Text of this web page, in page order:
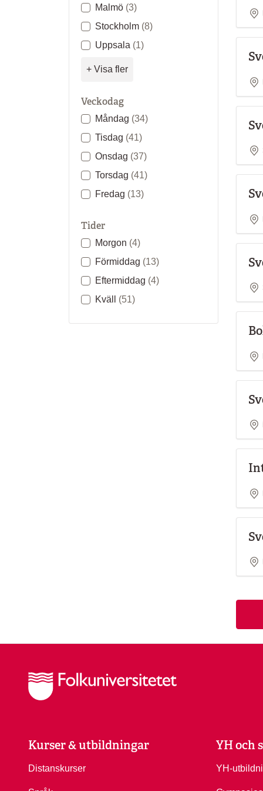
Malmö (3)
Stockholm (8)
Uppsala (1)
+ Visa fler
Veckodag
Måndag (34)
Tisdag (41)
Onsdag (37)
Torsdag (41)
Fredag (13)
Tider
Morgon (4)
Förmiddag (13)
Eftermiddag (4)
Kväll (51)
Kurser & utbildningar
Distanskurser
YH och
YH-